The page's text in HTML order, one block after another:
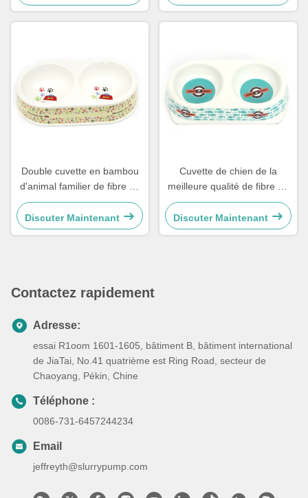
l'animal familier
Double cuvette en bambou
d'animal familier de fibre de
conception favorable à
l'environnement de mode
Discuter Maintenant
Cuvette de chien de la
meilleure qualité de fibre de
bambou d'Eco de produits
d'animal familier double
Discuter Maintenant
Contactez rapidement
Adresse:
essai R1oom 1601-1605, bâtiment B, bâtiment international
de JiaTai, No.41 quatrième est Ring Road, secteur de
Chaoyang, Pékin, Chine
Téléphone :
0086-731-6457244234
Email
jeffreyth@slurrypump.com